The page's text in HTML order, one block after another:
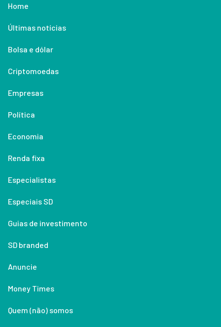
Home
Últimas notícias
Bolsa e dólar
Criptomoedas
Empresas
Política
Economia
Renda fixa
Especialistas
Especiais SD
Guias de investimento
SD branded
Anuncie
Money Times
Quem (não) somos